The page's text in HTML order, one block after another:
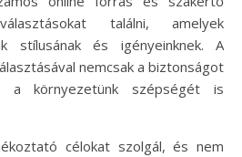
találni, amelyek
stílusának és igényeinknek. A
nemcsak a biztonságot
a környezetünk szépségét is
célokat szolgál, és nem